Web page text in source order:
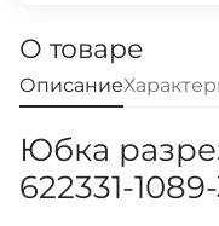
О товаре
Описание
Юбка
622331-